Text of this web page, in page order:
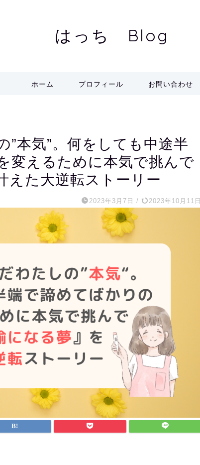
はっち Blog
ホーム プロフィール お問い合わせ
本気”。何をしても中途半
変えるために本気で挑んで
えた大逆転ストーリー
2023年3月7日 / 2023年10月11日